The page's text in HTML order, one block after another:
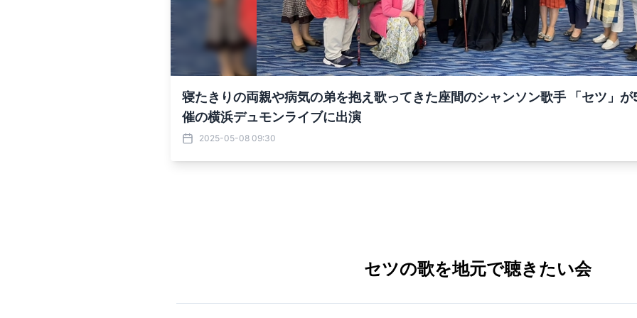
寝たきりの両親や病気の弟を抱え歌ってきた座間のシャンソン歌手 「セツ」
催の横浜デュモンライブに出演
2025-05-08 09:30
セツの歌を地元で聴きたい会